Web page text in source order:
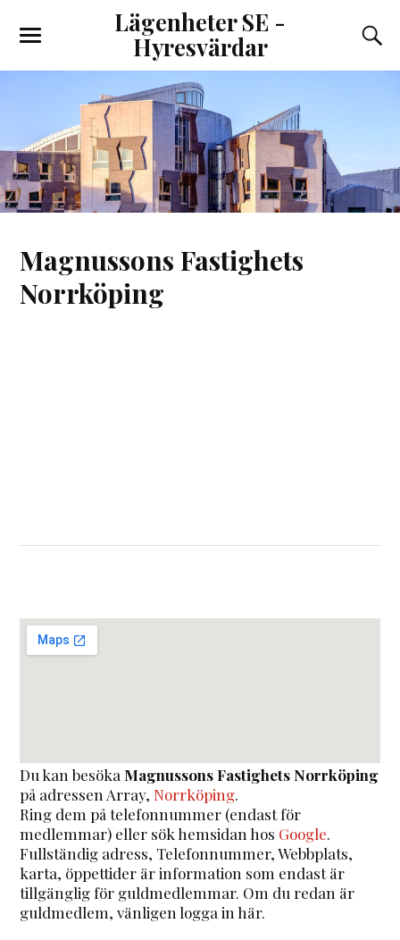
Lägenheter SE -
Hyresvärdar
Magnussons Fastighets
Norrköping
Du kan besöka Magnussons Fastighets Norrköping
på adressen Array,Norrköping.
Ring dem på telefonnummer (endast för
medlemmar) eller sök hemsidan hos Google.
Fullständig adress, Telefonnummer, Webbplats,
karta, öppettider är information som endast är
tillgänglig för guldmedlemmar. Om du redan är
guldmedlem, vänligen logga in här.